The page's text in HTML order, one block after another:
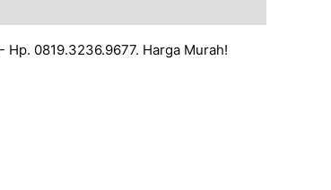
0819.3236.9677. Harga Murah!